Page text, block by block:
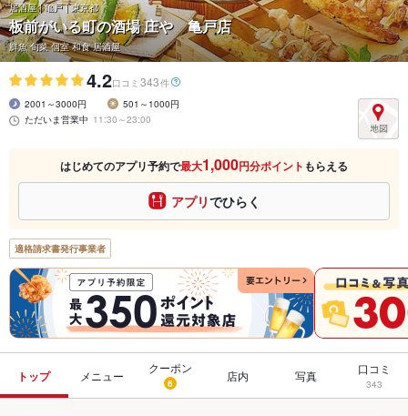
居酒屋 | 亀戸 | 東京都
板前がいる町の酒場 庄や 亀戸店
鮮魚 旬菜 個室 和食 居酒屋
4.2口コミ 343件
2001～3000円
501～1000円
ただいま営業中 11:30～23:00
はじめてのアプリ予約で最大1,000円分ポイント もらえる
アプリでひらく
適格請求書発行事業者
トップ メニュー
クーポン
6 店内 写真 口コミ
343